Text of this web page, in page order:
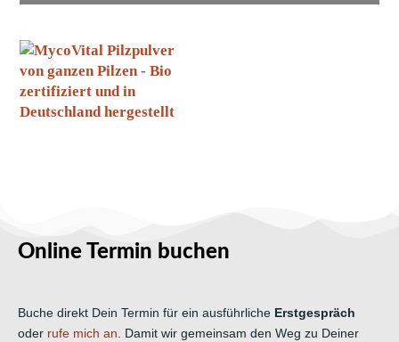
Online Termin buchen
Buche direkt Dein Termin für ein ausführliche Erstgespräch
oder rufe mich an . Damit wir gemeinsam den Weg zu Deiner